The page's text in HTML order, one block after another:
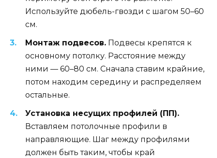
Используйте дюбель-гвозди с шагом 50–60
см.
Монтаж подвесов. Подвесы крепятся к
основному потолку. Расстояние между
ними — 60–80 см. Сначала ставим крайние,
потом находим середину и распределяем
остальные.
Установка несущих профилей (ПП).
Вставляем потолочные профили в
направляющие. Шаг между профилями
должен быть таким, чтобы край